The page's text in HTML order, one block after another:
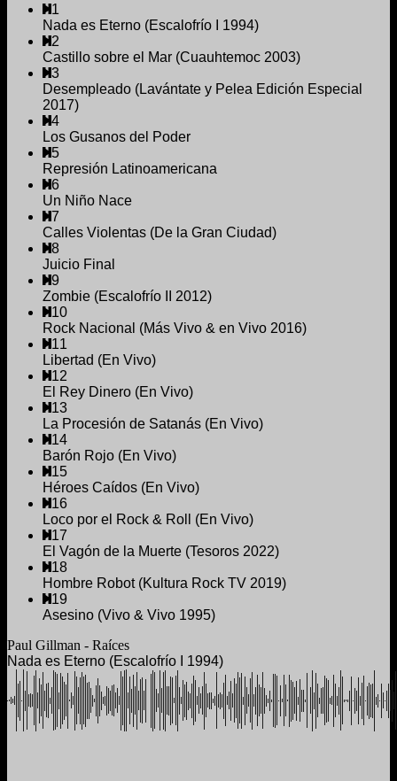
1
Nada es Eterno (Escalofrío I 1994)
2
Castillo sobre el Mar (Cuauhtemoc 2003)
3
Desempleado (Lavántate y Pelea Edición Especial
2017)
4
Los Gusanos del Poder
5
Represión Latinoamericana
6
Un Niño Nace
7
Calles Violentas (De la Gran Ciudad)
8
Juicio Final
9
Zombie (Escalofrío II 2012)
10
Rock Nacional (Más Vivo & en Vivo 2016)
11
Libertad (En Vivo)
12
El Rey Dinero (En Vivo)
13
La Procesión de Satanás (En Vivo)
14
Barón Rojo (En Vivo)
15
Héroes Caídos (En Vivo)
16
Loco por el Rock & Roll (En Vivo)
17
El Vagón de la Muerte (Tesoros 2022)
18
Hombre Robot (Kultura Rock TV 2019)
19
Asesino (Vivo & Vivo 1995)
Paul Gillman - Raíces
Nada es Eterno (Escalofrío I 1994)